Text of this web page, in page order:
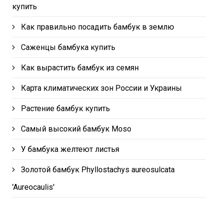
купить
Как правильно посадить бамбук в землю
Саженцы бамбука купить
Как вырастить бамбук из семян
Карта климатических зон России и Украины
Растение бамбук купить
Самый высокий бамбук Moso
У бамбука желтеют листья
Золотой бамбук Phyllostachys aureosulcata
'Aureocaulis'